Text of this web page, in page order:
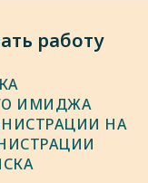
работу
ИМИДЖА
НА